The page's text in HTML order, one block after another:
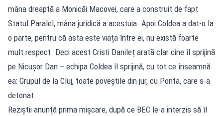
mâna dreaptă a Monicăi Macovei, care a construit de fapt
Statul Paralel, mâna juridică a acestuia. Apoi Coldea a dat-o la
o parte, pentru că asta este viața între ei, nu există foarte
mult respect. Deci acest Cristi Danileț arată clar cine îl sprijină
pe Nicușor Dan – echipa Coldea îl sprijină, cu tot ce înseamnă
ea: Grupul de la Cluj, toate poveștile din jur, cu Ponta, care s-a
detonat.
Reziștii anunță prima mișcare, după ce BEC le-a interzis să îl